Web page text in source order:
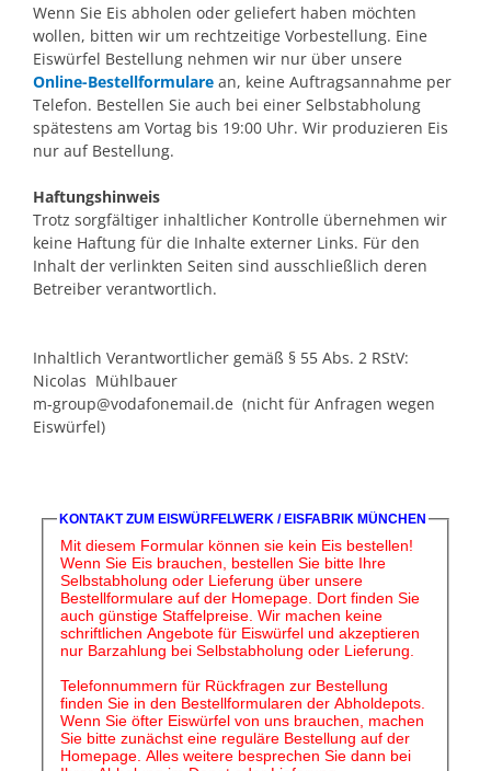
Wenn Sie Eis abholen oder geliefert haben möchten
wollen, bitten wir um rechtzeitige Vorbestellung. Eine
Eiswürfel Bestellung nehmen wir nur über unsere
Online-Bestellformulare an, keine Auftragsannahme per
Telefon. Bestellen Sie auch bei einer Selbstabholung
spätestens am Vortag bis 19:00 Uhr. Wir produzieren Eis
nur auf Bestellung.
Haftungshinweis
Trotz sorgfältiger inhaltlicher Kontrolle übernehmen wir
keine Haftung für die Inhalte externer Links. Für den
Inhalt der verlinkten Seiten sind ausschließlich deren
Betreiber verantwortlich.
Inhaltlich Verantwortlicher gemäß § 55 Abs. 2 RStV:
Nicolas Mühlbauer
m-group@vodafonemail.de (nicht für Anfragen wegen
Eiswürfel)